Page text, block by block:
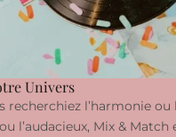
Univers
recherchiez l’harmonie ou
l’audacieux, Mix & Match